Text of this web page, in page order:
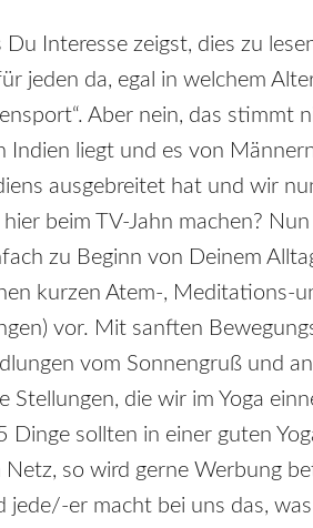
Interesse zeigst, dies zu
jeden da, egal in welchem
Aber nein, das
Indien liegt und es von
ausgebreitet hat und wir
beim TV-Jahn machen?
zu Beginn von Deinem
kurzen Atem-, Meditations-
vor. Mit sanften
vom Sonnengruß und
die wir im Yoga
Dinge sollten in einer guten
so wird gerne Werbung
jede/-er macht bei uns das,